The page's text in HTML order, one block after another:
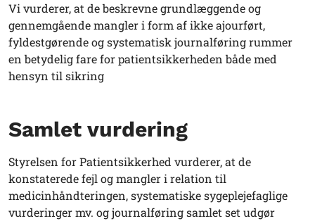
Vi vurderer, at de beskrevne grundlæggende og
gennemgående mangler i form af ikke ajourført,
fyldestgørende og systematisk journalføring rummer
en betydelig fare for patientsikkerheden både med
hensyn til sikring
Samlet vurdering
Styrelsen for Patientsikkerhed vurderer, at de
konstaterede fejl og mangler i relation til
medicinhåndteringen, systematiske sygeplejefaglige
vurderinger mv. og journalføring samlet set udgør